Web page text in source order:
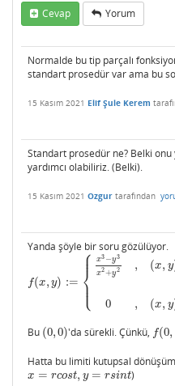
Cevap Yorum
Normalde bu tip parçalı
standart prosedür var ama bu
15 Kasım 2021 Elif Şule Kerem
Standart prosedür ne? Belki
yardımcı olabiliriz. (Belki).
15 Kasım 2021 Ozgur tarafından
Yanda şöyle bir soru gözülüyor.
f(x, y) :=
⎧
⎩
⎨⎪
⎪
⎪⎪
x3 −y3
x2+y2
0
,
,
(x, y
(x, y
f(x,y):={ 3− 3
Bu (0, 0)
(0,0) 'da sürekli. Çünkü, f(0,
f(0,0
Hatta bu limiti kutupsal
x = rcost, y = rsint
x= rc ost,y=rs in t )